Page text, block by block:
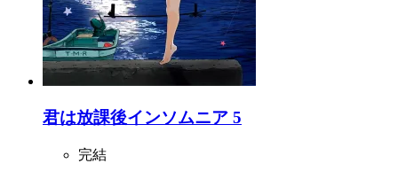
君は放課後インソムニア 5
完結